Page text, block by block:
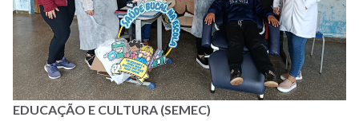
EDUCAÇÃO E CULTURA (SEMEC)